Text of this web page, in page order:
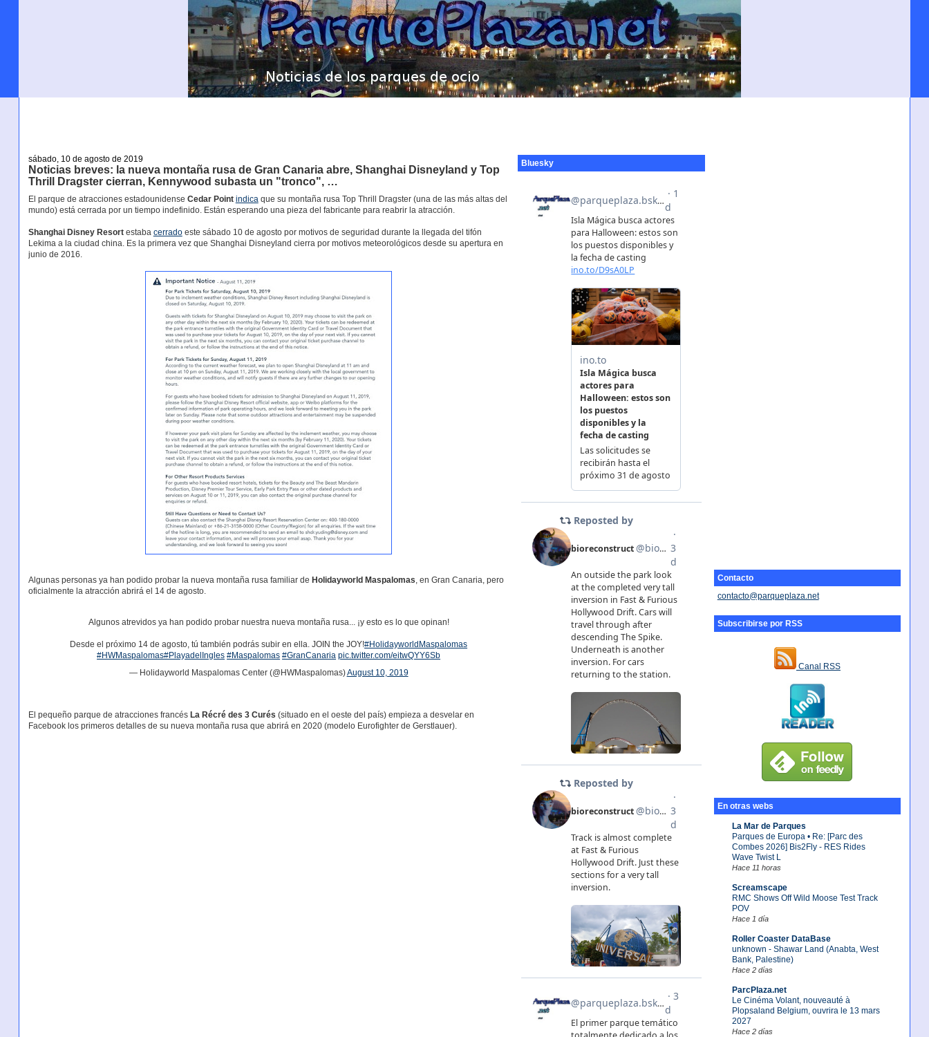
Contacto
contacto@parqueplaza.net
Subscribirse por RSS
Canal RSS
En otras webs
La Mar de Parques
Parques de Europa • Re: [Parc des
Combes 2026] Bis2Fly - RES Rides
Wave Twist L
Hace 11 horas
Screamscape
RMC Shows Off Wild Moose Test Track
POV
Hace 1 día
Roller Coaster DataBase
unknown - Shawar Land (Anabta, West
Bank, Palestine)
Hace 2 días
ParcPlaza.net
Le Cinéma Volant, nouveauté à
Plopsaland Belgium, ouvrira le 13 mars
2027
Hace 2 días
sábado, 10 de agosto de 2019
Noticias breves: la nueva montaña rusa de Gran Canaria abre, Shanghai Disneyland y Top
Thrill Dragster cierran, Kennywood subasta un "tronco", …
El parque de atracciones estadounidense Cedar Point indicaque su montaña rusa Top Thrill Dragster (una de las más altas del
mundo) está cerrada por un tiempo indefinido. Están esperando una pieza del fabricante para reabrir la atracción.
Shanghai Disney Resortestaba cerradoeste sábado 10 de agosto por motivos de seguridad durante la llegada del tifón
Lekima a la ciudad china. Es la primera vez que Shanghai Disneyland cierra por motivos meteorológicos desde su apertura en
junio de 2016.
Algunas personas ya han podido probar la nueva montaña rusa familiar de Holidayworld Maspalomas, en Gran Canaria, pero
oficialmente la atracción abrirá el 14 de agosto.
Algunos atrevidos ya han podido probar nuestra nueva montaña rusa... ¡y esto es lo que opinan!
Desde el próximo 14 de agosto, tú también podrás subir en ella. JOIN the JOY!#HolidayworldMaspalomas
#HWMaspalomas#PlayadelIngles #Maspalomas #GranCanaria pic.twitter.com/eitwQYY6Sb
— Holidayworld Maspalomas Center (@HWMaspalomas)August 10, 2019
El pequeño parque de atracciones francés La Récré des 3 Curés (situado en el oeste del país) empieza a desvelar en
Facebook los primeros detalles de su nueva montaña rusa que abrirá en 2020 (modelo Eurofighter de Gerstlauer).
Bluesky